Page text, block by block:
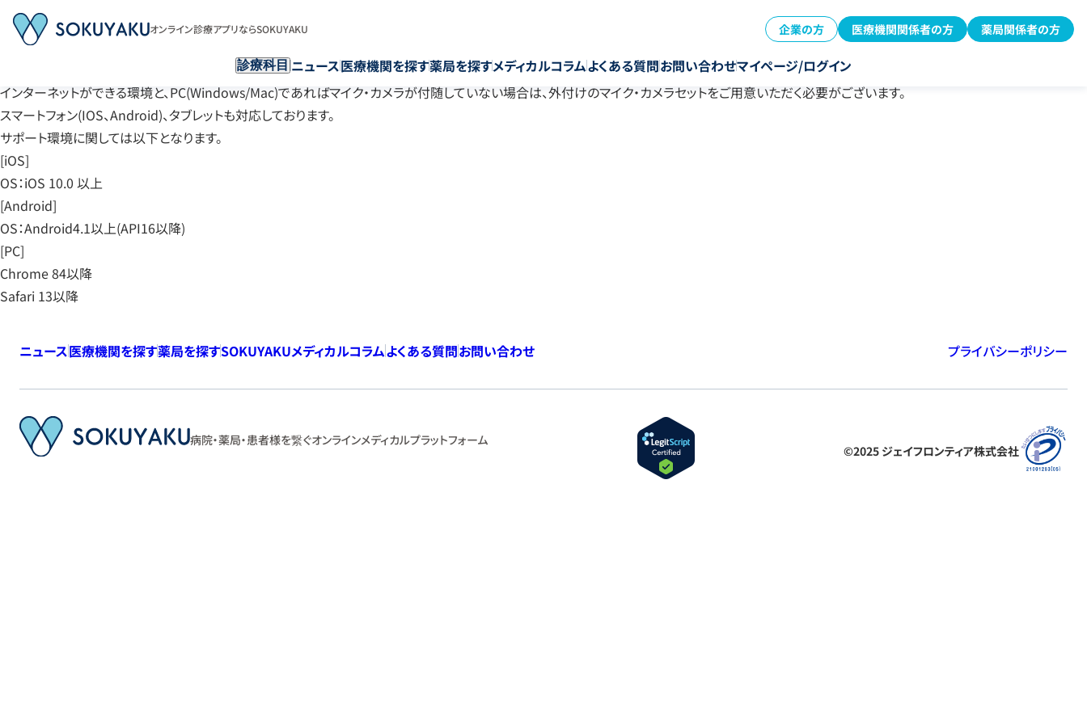
オンライン診療アプリならSOKUYAKU 企業の方 医療機関関係者の方 薬局関係者の方
診療科目 ニュース医療機関を探す薬局を探すメディカルコラムよくある質問お問い合わせマイページ/ログイン
インターネットができる環境と、PC(Windows/Mac)であればマイク・カメラが付随していない場合は、外付けのマイク・カメラセットをご用意いただく必要がございます。
スマートフォン(IOS、Android)、タブレットも対応しております。
サポート環境に関しては以下となります。
[iOS]
OS：iOS 10.0 以上
[Android]
OS：Android4.1以上(API16以降)
[PC]
Chrome 84以降
Safari 13以降
ニュース医療機関を探す薬局を探すSOKUYAKUメディカルコラムよくある質問お問い合わせ プライバシーポリシー
病院・薬局・患者様を繋ぐオンラインメディカルプラットフォーム
©2025 ジェイフロンティア株式会社